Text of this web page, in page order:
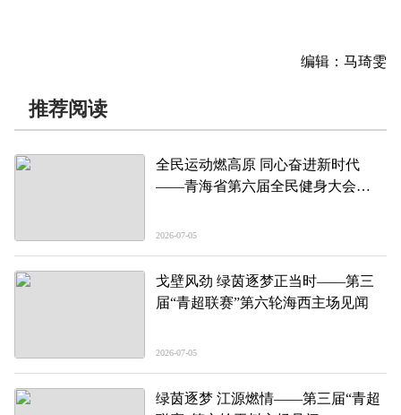
编辑：马琦雯
推荐阅读
全民运动燃高原 同心奋进新时代
——青海省第六届全民健身大会
会开幕式见闻
2026-07-05
戈壁风劲 绿茵逐梦正当时——第三
届“青超联赛”第六轮海西主场见闻
2026-07-05
绿茵逐梦 江源燃情——第三届“青超